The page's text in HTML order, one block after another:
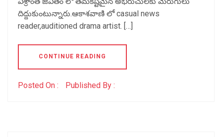
దిద్దుకుంటున్నారు.ఆకాశవాణి లో casual news
reader,auditioned drama artist. […]
CONTINUE READING
Posted On : Published By :